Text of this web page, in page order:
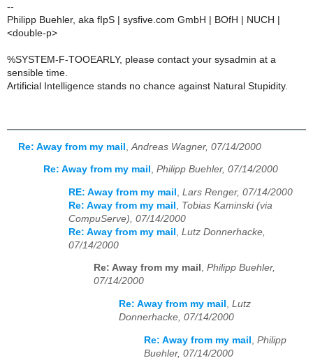
--
Philipp Buehler, aka fIpS | sysfive.com GmbH | BOfH | NUCH |
<double-p>
%SYSTEM-F-TOOEARLY, please contact your sysadmin at a
sensible time.
Artificial Intelligence stands no chance against Natural Stupidity.
Re: Away from my mail Andreas Wagner, 07/14/2000
Re: Away from my mail , Philipp Buehler, 07/14/2000
RE: Away from my mail
Lars Renger, 07/14/2000
Re: Away from my mail
Tobias Kaminski (via
CompuServe), 07/14/2000
Re: Away from my mail
Lutz Donnerhacke,
07/14/2000
Re: Away from my mail , Philipp Buehler,
07/14/2000
Re: Away from my mail
Lutz
Donnerhacke, 07/14/2000
Re: Away from my mail Philipp
Buehler, 07/14/2000